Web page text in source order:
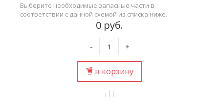
0 руб.
- +
в корзину
Выберите необходимые запасные части в
соответствии с данной схемой из списка ниже.